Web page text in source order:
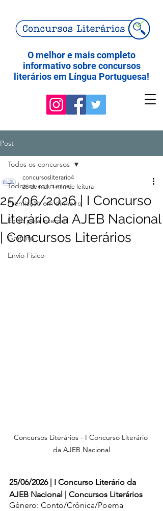
O melhor e mais completo
informativo sobre concursos
literários em Língua Portuguesa!
Post
Todos os concursos
Premiação em dinheiro
Envio pela internet
Gratuito
Envio Físico
Todos os concursos
25/06/2026 | I Concurso
Literário da AJEB Nacional
| Concursos Literários
concursosliterario4
28 de mai. 1 min de leitura
Concursos Literários - I Concurso Literário
da AJEB Nacional
25/06/2026 | I Concurso Literário da
AJEB Nacional | Concursos Literários
Gênero: Conto/Crônica/Poema